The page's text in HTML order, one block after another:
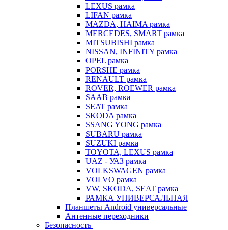
LEXUS рамка
LIFAN рамка
MAZDA, HAIMA рамка
MERCEDES, SMART рамка
MITSUBISHI рамка
NISSAN, INFINITY рамка
OPEL рамка
PORSHE рамка
RENAULT рамка
ROVER, ROEWER рамка
SAAB рамка
SEAT рамка
SKODA рамка
SSANG YONG рамка
SUBARU рамка
SUZUKI рамка
TOYOTA, LEXUS рамка
UAZ - УАЗ рамка
VOLKSWAGEN рамка
VOLVO рамка
VW, SKODA, SEAT рамка
РАМКА УНИВЕРСАЛЬНАЯ
Планшеты Android универсальные
Антенные переходники
Безопасность